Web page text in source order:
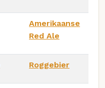
Amerikaanse
Red Ale
Roggebier